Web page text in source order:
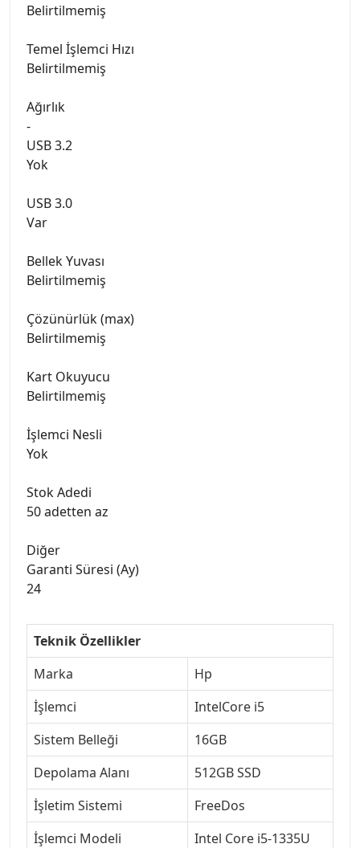
Belirtilmemiş
Temel İşlemci Hızı
Belirtilmemiş
Ağırlık
-
USB 3.2
Yok
USB 3.0
Var
Bellek Yuvası
Belirtilmemiş
Çözünürlük (max)
Belirtilmemiş
Kart Okuyucu
Belirtilmemiş
İşlemci Nesli
Yok
Stok Adedi
50 adetten az
Diğer
Garanti Süresi (Ay)
24
Teknik Özellikler
Marka
Hp
İşlemci
IntelCore i5
Sistem Belleği
16GB
Depolama Alanı
512GB SSD
İşletim Sistemi
FreeDos
İşlemci Modeli
Intel Core i5-1335U